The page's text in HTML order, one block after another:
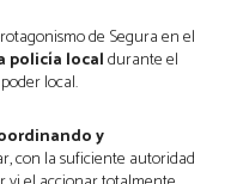
de Segura en el
policía localdurante el
local.
y
con la suficiente autoridad